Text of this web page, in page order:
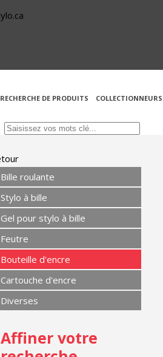
RECHERCHE DE PRODUITS COLLECTIONNEURS
Bille roulante
Stylo à bille
Gel pour stylo à bille
Feutre
Bouteille d'encre
Cartouche d'encre
Diverses
Affiner votre